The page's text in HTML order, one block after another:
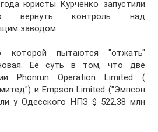
юристы Курченко запустили
контроль над
заводом.
пытаются "отжать"
Ее суть в том, что две
Phonrun Operation Limited (
и Empson Limited ("Эмпсон
у Одесского НПЗ $ 522,38 млн